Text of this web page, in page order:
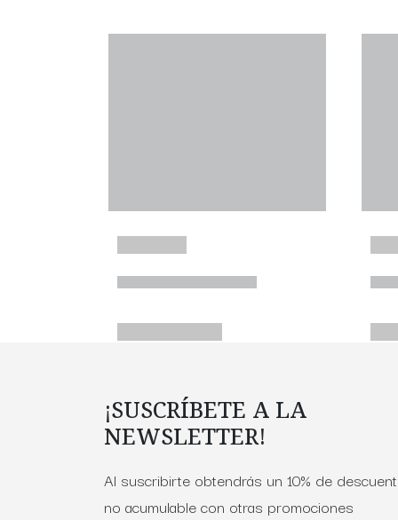
¡SUSCRÍBETE A LA
NEWSLETTER!
Al suscribirte obtendrás un 10% de
no acumulable con otras promociones